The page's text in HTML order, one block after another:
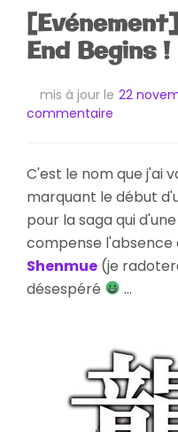
End Begins !
mis à jour le 22
commentaire
of
The
End
Begins
!
C'est le nom que j'ai
marquant le début
pour la saga qui
compense l'absence
Shenmue (je
désespéré
...